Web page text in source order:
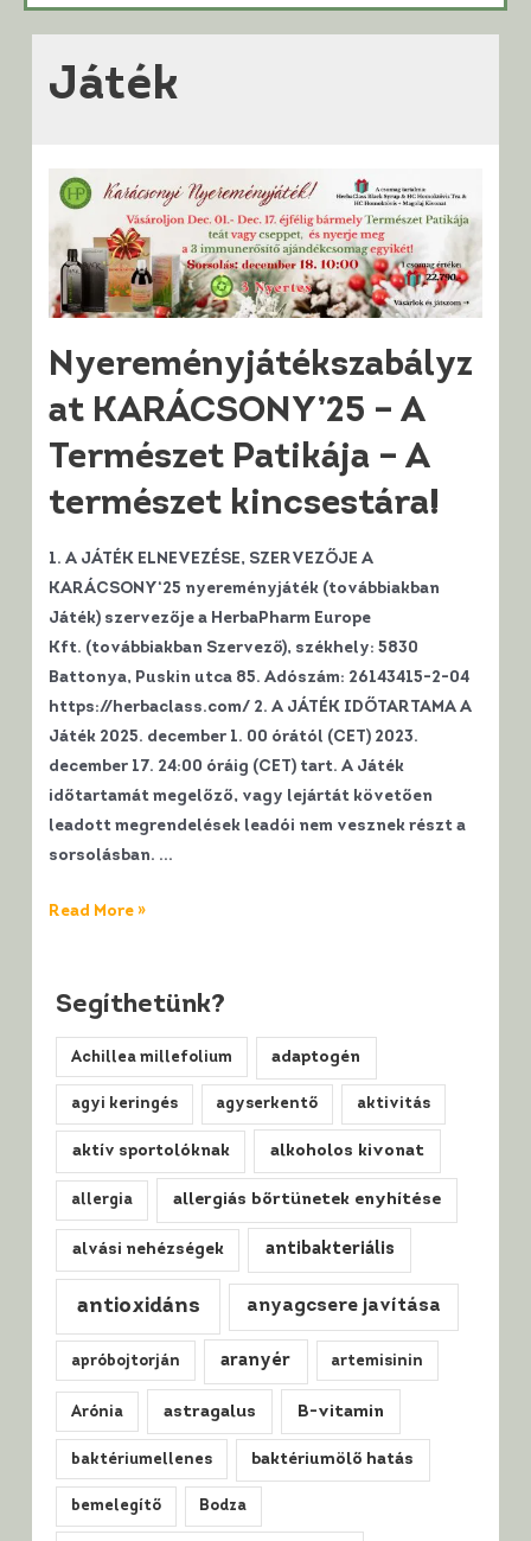
Játék
Nyereményjátékszabályz
at KARÁCSONY’25 – A
Természet Patikája – A
természet kincsestára!
1. A JÁTÉK ELNEVEZÉSE, SZERVEZŐJE A
KARÁCSONY‘25 nyereményjáték (továbbiakban
Játék) szervezője a HerbaPharm Europe
Kft. (továbbiakban Szervező), székhely: 5830
Battonya, Puskin utca 85. Adószám: 26143415-2-04
https://herbaclass.com/ 2. A JÁTÉK IDŐTARTAMA A
Játék 2025. december 1. 00 órától (CET) 2023.
december 17. 24:00 óráig (CET) tart. A Játék
időtartamát megelőző, vagy lejártát követően
leadott megrendelések leadói nem vesznek részt a
sorsolásban. …
Nyereményjátékszabályzat
A
Patikája
–
természet
kincsestára!
Read More »
Segíthetünk?
Achillea millefolium adaptogén
agyi keringés agyserkentő aktivitás
aktív sportolóknak alkoholos kivonat
allergia allergiás bőrtünetek enyhítése
alvási nehézségek antibakteriális
antioxidáns anyagcsere javítása
apróbojtorján aranyér artemisinin
Arónia astragalus B-vitamin
baktériumellenes baktériumölő hatás
bemelegítő Bodza